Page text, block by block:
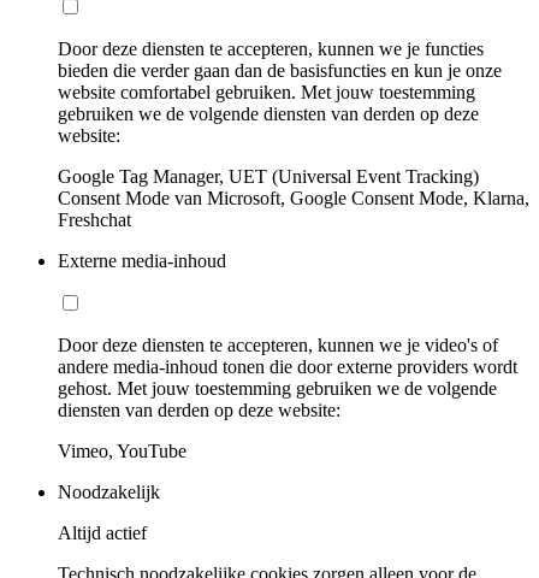
Door deze diensten te accepteren, kunnen we je functies
bieden die verder gaan dan de basisfuncties en kun je onze
website comfortabel gebruiken. Met jouw toestemming
gebruiken we de volgende diensten van derden op deze
website:
Google Tag Manager, UET (Universal Event Tracking)
Consent Mode van Microsoft, Google Consent Mode, Klarna,
Freshchat
Externe media-inhoud
Door deze diensten te accepteren, kunnen we je video's of
andere media-inhoud tonen die door externe providers wordt
gehost. Met jouw toestemming gebruiken we de volgende
diensten van derden op deze website:
Vimeo, YouTube
Noodzakelijk
Altijd actief
Technisch noodzakelijke cookies zorgen alleen voor de